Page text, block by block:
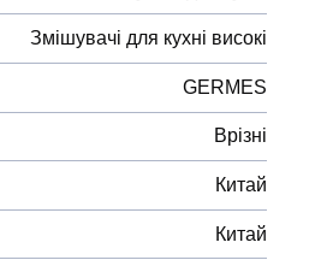
Змішувачі для кухні високі
GERMES
Врізні
Китай
Китай